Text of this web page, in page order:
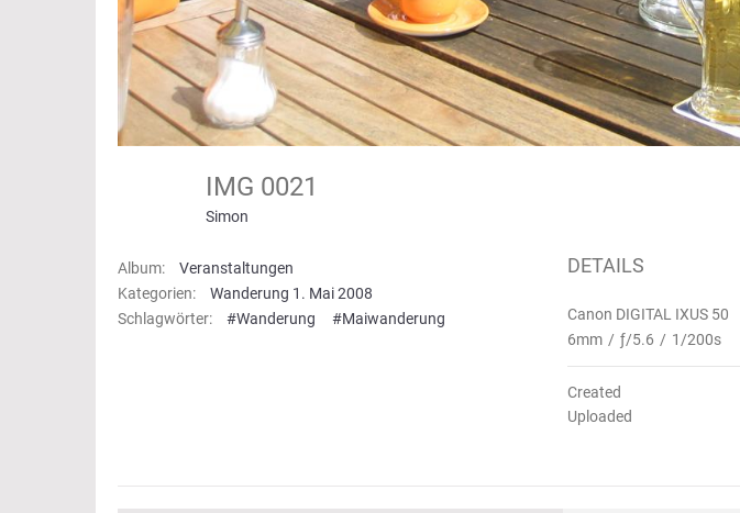
IMG 0021
Simon
Album:
Veranstaltungen
Kategorien:
Wanderung 1. Mai 2008
Schlagwörter:
#Wanderung #Maiwanderung
DETAILS
Canon DIGITAL IXUS 50
6mm / ƒ/5.6 / 1/200s
Created
Uploaded